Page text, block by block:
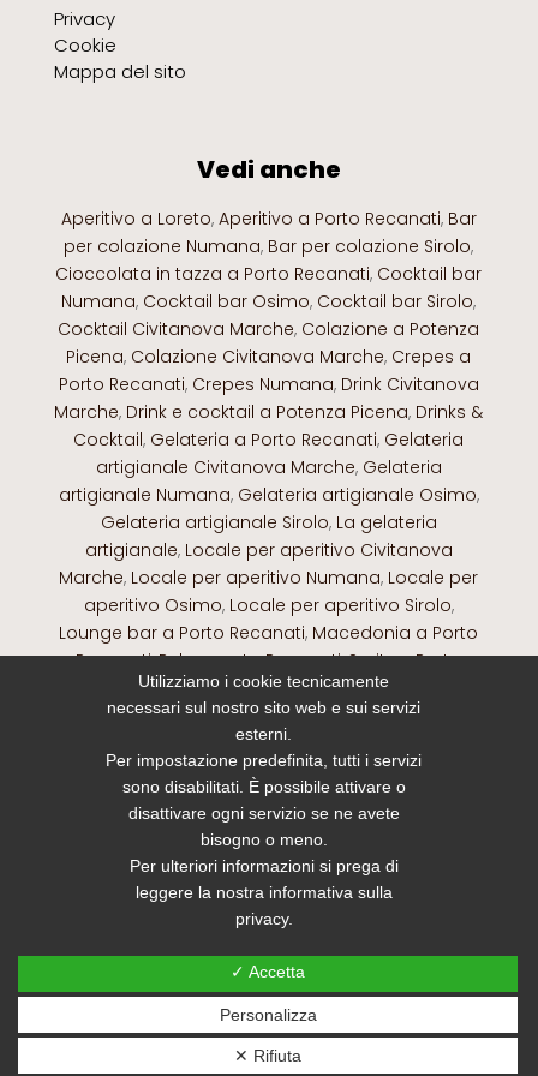
ricorso giurisdizionale, tanto avverso una decisione
dell’Autorità Garante, quanto nei confronti del titolare
del trattamento stesso e/o di un responsabile del
Privacy
Cookie
Mappa del sito
Vedi anche
Aperitivo a Loreto, Aperitivo a Porto Recanati, Bar
per colazione Numana, Bar per colazione Sirolo,
Cioccolata in tazza a Porto Recanati, Cocktail bar
Numana, Cocktail bar Osimo, Cocktail bar Sirolo,
Cocktail Civitanova Marche, Colazione a Potenza
Picena, Colazione Civitanova Marche, Crepes a
Porto Recanati, Crepes Numana, Drink Civitanova
Marche, Drink e cocktail a Potenza Picena, Drinks &
Cocktail, Gelateria a Porto Recanati, Gelateria
artigianale Civitanova Marche, Gelateria
artigianale Numana, Gelateria artigianale Osimo,
Gelateria artigianale Sirolo, La gelateria
artigianale, Locale per aperitivo Civitanova
Marche, Locale per aperitivo Numana, Locale per
aperitivo Osimo, Locale per aperitivo Sirolo,
Lounge bar a Porto Recanati, Macedonia a Porto
Recanati,Pub a porto Recanati,Spritz a Porto
Recanati,The e tisane a Porto Recanati
tisane Osimo ,The e tisane Sirolo ,Waffle a Porto
Recanati,Waffle Osimo
Sito web realizzato ed ottimizzato da PRISMI
S.p.A.
Utilizziamo i cookie tecnicamente
necessari sul nostro sito web e sui servizi
esterni.
Per impostazione predefinita, tutti i servizi
sono disabilitati. È possibile attivare o
disattivare ogni servizio se ne avete
bisogno o meno.
Per ulteriori informazioni si prega di
leggere la nostra informativa sulla
privacy.
✓ Accetta
Personalizza
✕ Rifiuta